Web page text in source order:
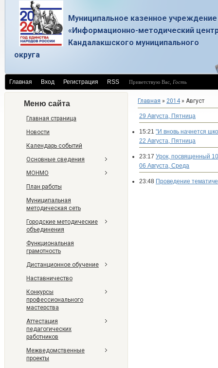
Муниципальное казенное учреждение
«Информационно-методический
Кандалакшского муниципального
округа
Главная Вход Регистрация RSS Приветствую Вас Гость
Меню сайта
Главная страница
Новости
Календарь событий
Основные сведения
МОНМО
План работы
Муниципальная
методическая сеть
Городские методические
объединения
Функциональная
грамотность
Дистанционное обучение
Наставничество
Конкурсы
профессионального
мастерства
Аттестация
педагогических
работников
Межведомственные
проекты
Главная » 2014 » Август
29 Августа, Пятница
15:21 "И вновь начнется
22 Августа, Пятница
23:17 Урок, посвященный
06 Августа, Среда
23:48 Проведение